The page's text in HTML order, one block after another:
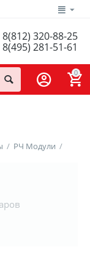
8(812) 320-88-25
8(495) 281-51-61
0
/ РЧ Модули /